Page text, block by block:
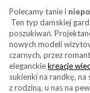
Polecamy tanie i
Ten typ damskiej
poszukiwań.
nowych modeli
czarnych, przez
eleganckiekreacje
sukienki na randkę,
z rodziną, u nas na